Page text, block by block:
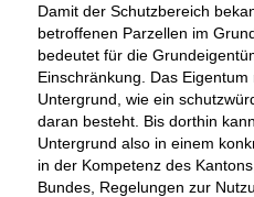
Damit der Schutzbereich
betroffenen Parzellen im
bedeutet für die
Einschränkung. Das
Untergrund, wie ein
daran besteht. Bis dorthin
Untergrund also in einem
in der Kompetenz des
Bundes, Regelungen zur